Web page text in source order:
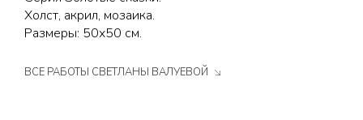
Холст, акрил, мозаика.
Размеры: 50х50 см.
ВСЕ РАБОТЫ СВЕТЛАНЫ ВАЛУЕВОЙ